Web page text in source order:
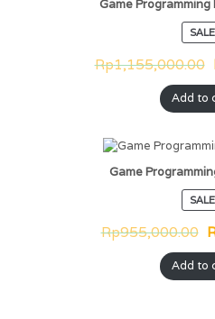
Game
SALE
Rp1,155,000.00
Add to
Game
SALE
Rp955,000.00
Add to